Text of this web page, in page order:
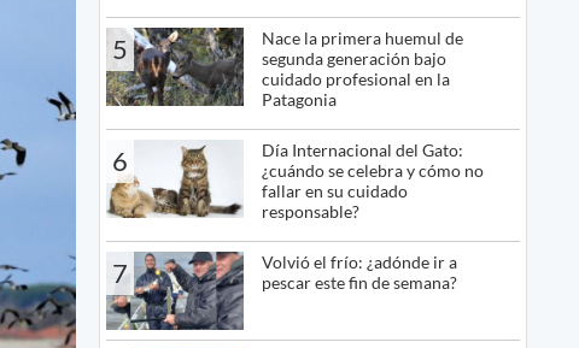
5
Nace la primera huemul de
segunda generación bajo
cuidado profesional en la
Patagonia
6
Día Internacional del Gato:
¿cuándo se celebra y cómo no
fallar en su cuidado
responsable?
7
Volvió el frío: ¿adónde ir a
pescar este fin de semana?